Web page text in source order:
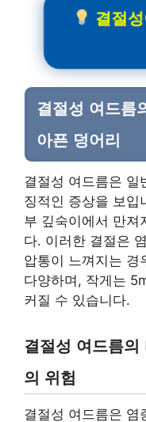
결절
결절성 여드름
아픈 덩어리
결절성 여드름은 일
징적인 증상을 보입
부 깊숙이에서 만져
다. 이러한 결절은
압통이 느껴지는 경
다양하며, 작게는
커질 수 있습니다.
결절성 여드름의
의 위험
결절성 여드름은 염